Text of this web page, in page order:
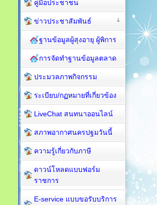
คู่มือประชาชน
ข่าวประชาสัมพันธ์
ฐานข้อมูลผู้สุงอายุ ผู้พิการ
การจัดทำฐานข้อมูลตลาด
ประมวลภาพกิจกรรม
ระเบียบ/กฏหมายที่เกี่ยวข้อง
LiveChat สนทนาออนไลน์
สภาพอากาศนครปฐมวันนี้
ความรู้เกี่ยวกับภาษี
ดาวน์โหลดแบบฟอร์ม
ราชการ
E-service แบบขอรับบริการ